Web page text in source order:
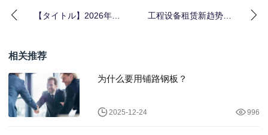
【タイトル】2026年最
工程设备租赁新趋势：
相关推荐
为什么要用铺路钢板？
2025-12-24 996